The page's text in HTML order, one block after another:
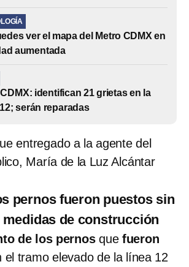
ver el mapa del Metro CDMX en
aumentada
identifican 21 grietas en la
serán reparadas
entregado a la agente del
María de la Luz Alcántar
pernos fueron puestos sin
de construcción
de los pernosque fueron
el tramo elevado de la línea 12